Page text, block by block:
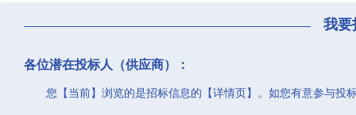
我要
各位潜在投标人（供应商）：
您【当前】浏览的是招标信息的【详情页】。如您有意参与投